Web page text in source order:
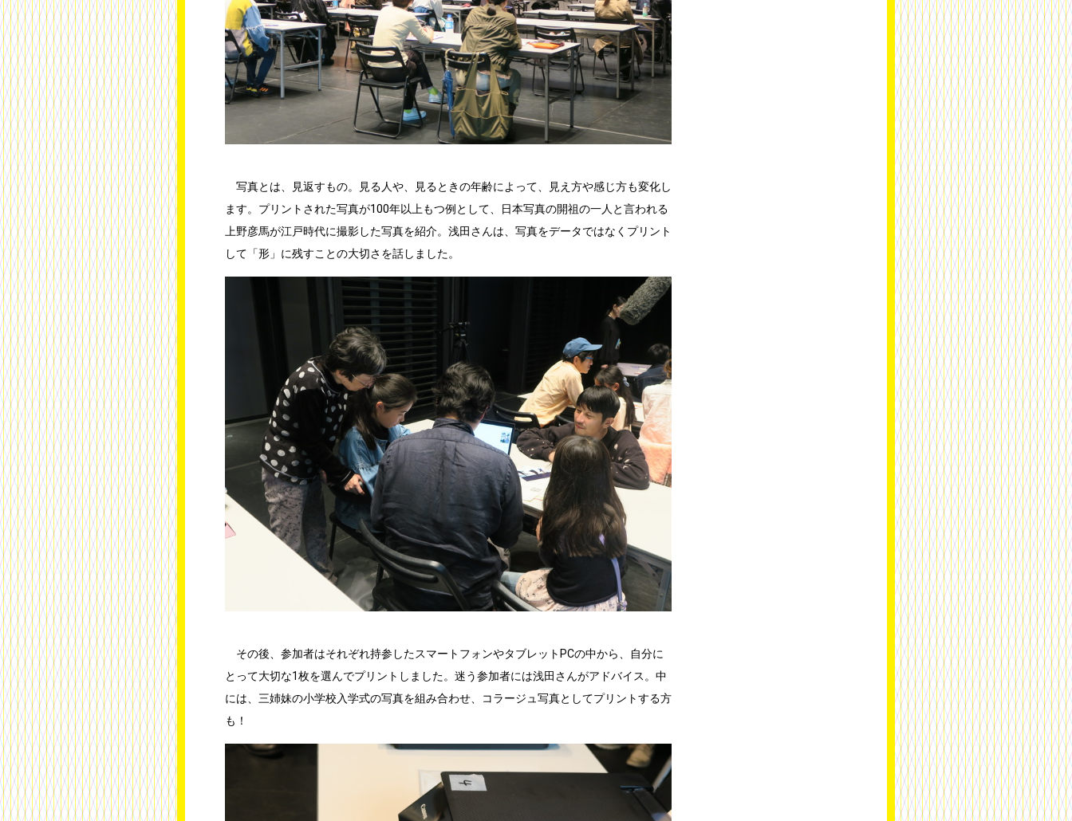
写真とは、見返すもの。見る人や、見るときの年齢によって、見え方や感じ方も変化し
ます。プリントされた写真が100年以上もつ例として、日本写真の開祖の一人と言われる
上野彦馬が江戸時代に撮影した写真を紹介。浅田さんは、写真をデータではなくプリント
して「形」に残すことの大切さを話しました。
その後、参加者はそれぞれ持参したスマートフォンやタブレットPCの中から、自分に
とって大切な1枚を選んでプリントしました。迷う参加者には浅田さんがアドバイス。中
には、三姉妹の小学校入学式の写真を組み合わせ、コラージュ写真としてプリントする方
も！